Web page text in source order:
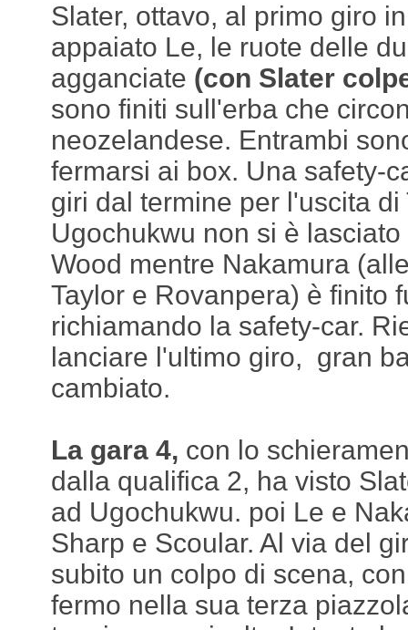
Slater, ottavo, al primo giro
appaiato Le, le ruote delle
agganciate (con Slater
sono finiti sull'erba che
neozelandese. Entrambi
fermarsi ai box. Una safety-
giri dal termine per l'uscita
Ugochukwu non si è
Wood mentre Nakamura
Taylor e Rovanpera) è finito
richiamando la safety-car.
lanciare l'ultimo giro, gran
cambiato.
La gara 4, con lo
dalla qualifica 2, ha visto
ad Ugochukwu. poi Le e
Sharp e Scoular. Al via del
subito un colpo di scena,
fermo nella sua terza